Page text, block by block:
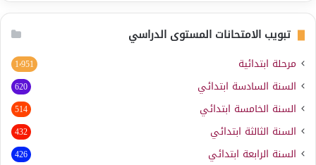
تبويب الامتحانات المستوى الدراسي
مرحلة ابتدائية 1٬951
السنة السادسة ابتدائي 620
السنة الخامسة ابتدائي 514
السنة الثالثة ابتدائي 432
السنة الرابعة ابتدائي 426